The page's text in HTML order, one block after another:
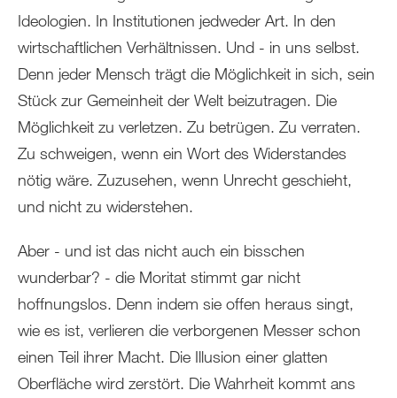
Ideologien. In Institutionen jedweder Art. In den
wirtschaftlichen Verhältnissen. Und - in uns selbst.
Denn jeder Mensch trägt die Möglichkeit in sich, sein
Stück zur Gemeinheit der Welt beizutragen. Die
Möglichkeit zu verletzen. Zu betrügen. Zu verraten.
Zu schweigen, wenn ein Wort des Widerstandes
nötig wäre. Zuzusehen, wenn Unrecht geschieht,
und nicht zu widerstehen.
Aber - und ist das nicht auch ein bisschen
wunderbar? - die Moritat stimmt gar nicht
hoffnungslos. Denn indem sie offen heraus singt,
wie es ist, verlieren die verborgenen Messer schon
einen Teil ihrer Macht. Die Illusion einer glatten
Oberfläche wird zerstört. Die Wahrheit kommt ans